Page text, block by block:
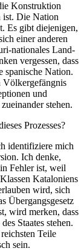
Konstruktion
ist. Die Nation
Es gibt diejenigen,
einer anderen
nationales Land-
vergessen, dass
spanische Nation.
Völkergefängnis
und
stehen.
Prozesses?
identifiziere mich
Ich denke,
Fehler ist, weil
Kataloniens
wird, sich
Übergangsgesetz
wird merken, dass
Staates stehen.
Teile
sein.